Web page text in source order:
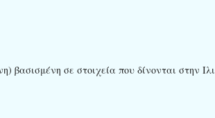
βασισμένη σε στοιχεία που δίνονται στην